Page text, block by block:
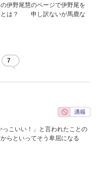
伊野尾慧のページで伊野尾を
とは？ 申し訳ないが馬鹿な
7
こいい！」と言われたことの
らといってそう卑屈になる